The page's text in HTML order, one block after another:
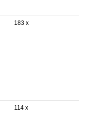
183 x
114 x